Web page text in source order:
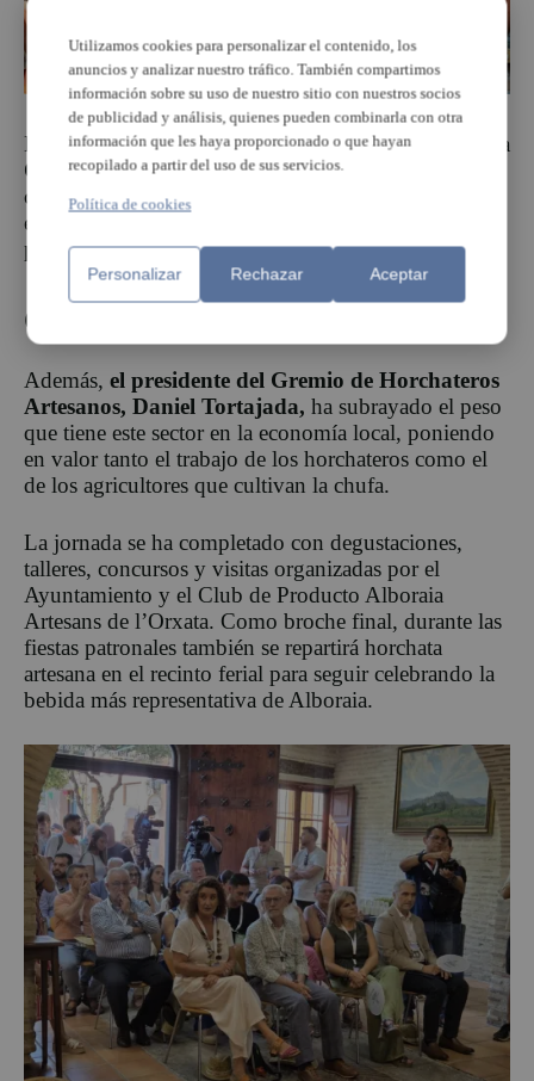
La programación ha incluido una nueva edición de la
Orxata Experience, con visitas guiadas a los
campos de chufa, recorridos por los obradores de
elaboración y diferentes actividades para acercar al
público el proceso de producción de la horchata.
Gremio de horchateros
Además, el presidente del Gremio de Horchateros
Artesanos, Daniel Tortajada, ha subrayado el peso
que tiene este sector en la economía local, poniendo
en valor tanto el trabajo de los horchateros como el
de los agricultores que cultivan la chufa.
La jornada se ha completado con degustaciones,
talleres, concursos y visitas organizadas por el
Ayuntamiento y el Club de Producto Alboraia
Artesans de l’Orxata. Como broche final, durante las
fiestas patronales también se repartirá horchata
artesana en el recinto ferial para seguir celebrando la
bebida más representativa de Alboraia.
Utilizamos cookies para personalizar el contenido, los
anuncios y analizar nuestro tráfico. También compartimos
información sobre su uso de nuestro sitio con nuestros socios
de publicidad y análisis, quienes pueden combinarla con otra
información que les haya proporcionado o que hayan
recopilado a partir del uso de sus servicios.
Política de cookies
Personalizar Rechazar Aceptar